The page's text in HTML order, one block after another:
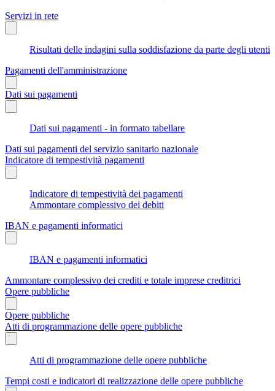
Servizi in rete
Risultati delle indagini sulla soddisfazione da parte degli utenti
Pagamenti dell'amministrazione
Dati sui pagamenti
Dati sui pagamenti - in formato tabellare
Dati sui pagamenti del servizio sanitario nazionale
Indicatore di tempestività pagamenti
Indicatore di tempestività dei pagamenti
Ammontare complessivo dei debiti
IBAN e pagamenti informatici
IBAN e pagamenti informatici
Ammontare complessivo dei crediti e totale imprese creditrici
Opere pubbliche
Opere pubbliche
Atti di programmazione delle opere pubbliche
Atti di programmazione delle opere pubbliche
Tempi costi e indicatori di realizzazione delle opere pubbliche